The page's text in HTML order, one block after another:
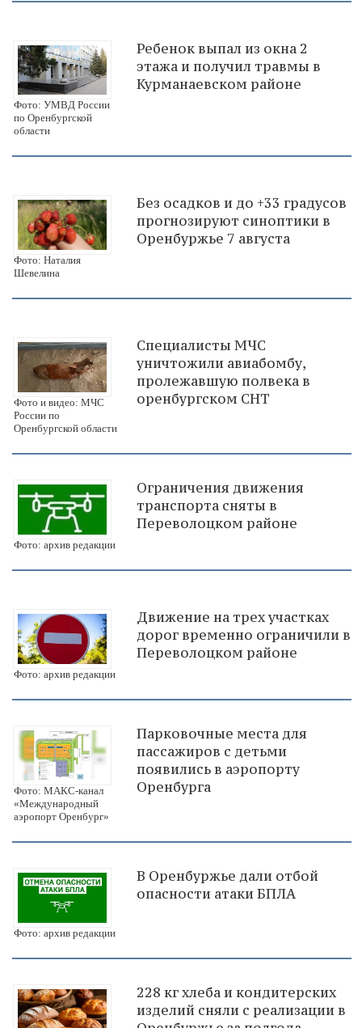
Фото: УМВД России
по Оренбургской
области
Ребенок выпал из окна 2
этажа и получил травмы в
Курманаевском районе
Фото: Наталия
Шевелина
Без осадков и до +33 градусов
прогнозируют синоптики в
Оренбуржье 7 августа
Фото и видео: МЧС
России по
Оренбургской области
Специалисты МЧС
уничтожили авиабомбу,
пролежавшую полвека в
оренбургском СНТ
Фото: архив редакции
Ограничения движения
транспорта сняты в
Переволоцком районе
Фото: архив редакции
Движение на трех участках
дорог временно ограничили в
Переволоцком районе
Фото: МАКС-канал
«Международный
аэропорт Оренбург»
Парковочные места для
пассажиров с детьми
появились в аэропорту
Оренбурга
Фото: архив редакции
В Оренбуржье дали отбой
опасности атаки БПЛА
228 кг хлеба и кондитерских
изделий сняли с реализации в